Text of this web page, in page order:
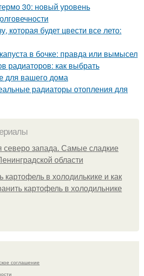
30: новый уровень
которая будет цвести все лето:
в бочке: правда или вымысел
радиаторов: как выбрать
для вашего дома
радиаторы отопления для
северо запада. Самые сладкие
области
картофель в холодилькике и как
картофель в холодильнике
соглашение